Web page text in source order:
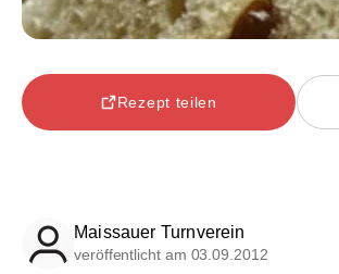
Rezept teilen
Maissauer Turnverein
veröffentlicht am 03.09.2012